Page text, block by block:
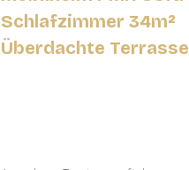
Schlafzimmer 34m²
Überdachte Terrasse